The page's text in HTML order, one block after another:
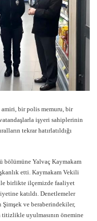
bir polis memuru, bir
işyeri sahiplerinin
tekrar hatırlatıldığı
bölümüne Yalvaç Kaymakam
etti. Kaymakam Vekili
birlikte ilçemizde faaliyet
katıldı. Denetlemeler
ve beraberindekiler,
titizlikle uyulmasının önemine